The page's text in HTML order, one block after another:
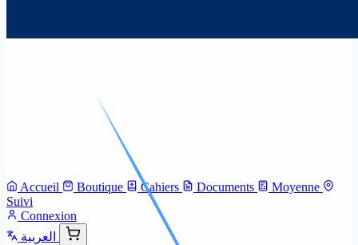
Accueil Boutique Cahiers Documents
Moyenne
Suivi
Connexion
العربية